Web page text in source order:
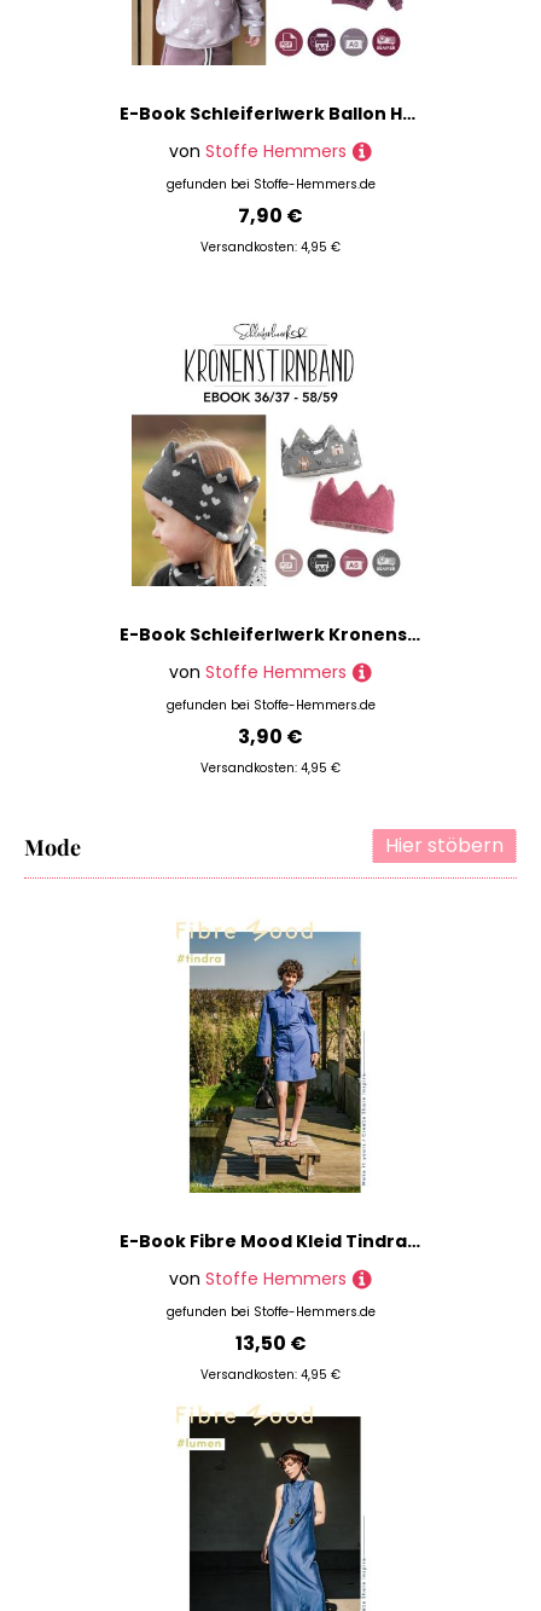
E-Book Schleiferlwerk Ballon Hoodie Kids
von Stoffe Hemmers
gefunden bei Stoffe-Hemmers.de
7,90 €
Versandkosten: 4,95 €
E-Book Schleiferlwerk Kronenstirnband
von Stoffe Hemmers
gefunden bei Stoffe-Hemmers.de
3,90 €
Versandkosten: 4,95 €
Hier stöbern
Mode
E-Book Fibre Mood Kleid Tindra Damen
von Stoffe Hemmers
gefunden bei Stoffe-Hemmers.de
13,50 €
Versandkosten: 4,95 €